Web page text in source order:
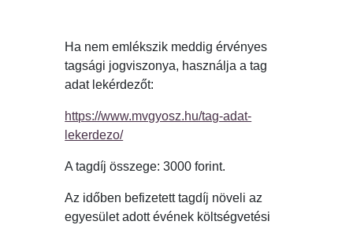
Ha nem emlékszik meddig érvényes
tagsági jogviszonya, használja a tag
adat lekérdezőt:
https://www.mvgyosz.hu/tag-adat-
lekerdezo/
A tagdíj összege: 3000 forint.
Az időben befizetett tagdíj növeli az
egyesület adott évének költségvetési